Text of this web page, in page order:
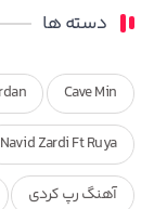
دسته ها
Cave Min
Navid Zardi Ft Ruya
آهنگ رپ کردی